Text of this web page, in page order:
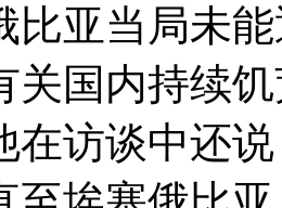
比亚当局未
关国内持续
在访谈中还